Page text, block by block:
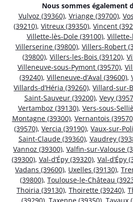
Nous sommes également
Vulvoz (39360), Vriange (39700),
(39210), Vitreux (39350), Vincent
Villette-lès-Dole (39100),
Villerserine (39800), Villers-Robert
(39800), Villers-les-Bois (39120),
Villeneuve-sous-Pymont (39570),
(39240), Villeneuve-d’Aval (39600),
Villards-d’Héria (39260), Villard-sur-
Saint-Sauveur (39200), Vevy
Vertamboz (39130), Vers-sous-
Montagne (39300), Vernantois
(39570), Vercia (39190), Vaux-sur-
Saint-Claude (39360), Vaudrey
Vannoz (39300), Valfin-sur-Valouse
(39300), Val-d’Épy (39320), Val-d’Épy
Vadans (39600), Uxelles (39130),
(39800), Toulouse-le-Château
Thoiria (39130), Thoirette (39240),